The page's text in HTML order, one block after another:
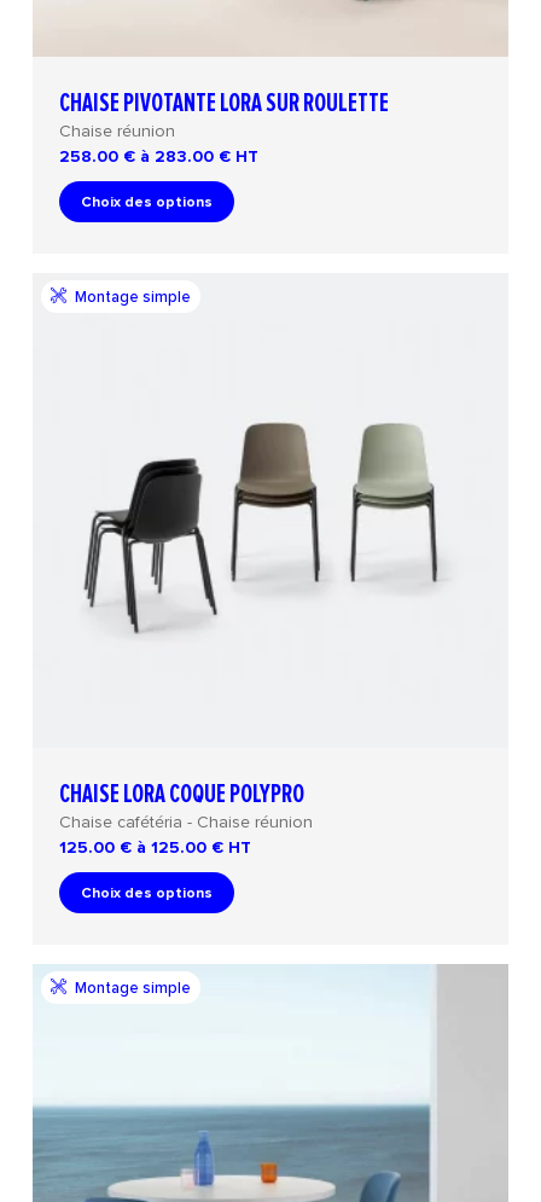
CHAISE PIVOTANTE LORA SUR ROULETTE
Chaise réunion
258.00 € à 283.00 € HT
Choix des options
CHAISE LORA COQUE POLYPRO
Chaise cafétéria - Chaise réunion
125.00 € à 125.00 € HT
Choix des options
Montage simple
Montage simple